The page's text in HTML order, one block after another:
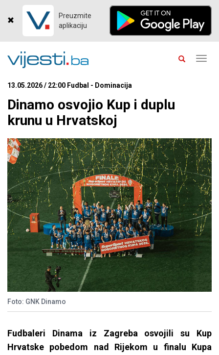
Preuzmite
aplikaciju
13.05.2026 / 22:00 Fudbal - Dominacija
Dinamo osvojio Kup i duplu
krunu u Hrvatskoj
Foto: GNK Dinamo
Fudbaleri Dinama iz Zagreba osvojili su Kup
Hrvatske pobedom nad Rijekom u finalu Kupa